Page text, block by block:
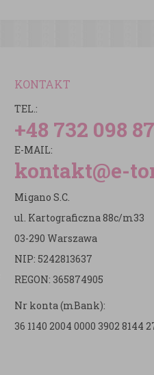
KONTAKT
TEL.:
+48 732 098
E-MAIL:
kontakt@e-
Migano S.C.
ul. Kartograficzna 88c/m33
03-290 Warszawa
NIP: 5242813637
REGON: 365874905
Nr konta (mBank):
36 1140 2004 0000 3902 8144